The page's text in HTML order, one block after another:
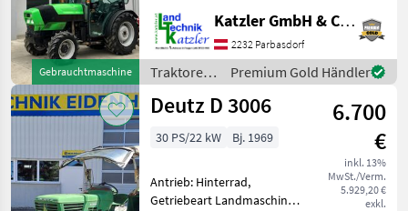
Gebrauchtmaschine
Kabine,
Zapfwellendrehzahl:
540/540E/1000,
Höchstgeschwindigkeit in
km/h: 40 km/h, Aufladung:
Turbol
Katzler GmbH & Co.KG.
2232 Parbasdorf
Traktoren
/ Deutz
Fahr
Premium Gold Händler
Deutz D 3006
6.700
€
inkl. 13%
MwSt./Verm.
5.929,20 €
exkl.
30 PS/22 kW Bj. 1969
Antrieb: Hinterrad,
Getriebeart Landmaschine: